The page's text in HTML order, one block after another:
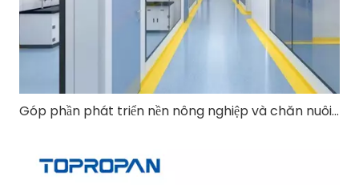
Góp phần phát triển nền nông nghiệp và chăn nuôi hiện đại